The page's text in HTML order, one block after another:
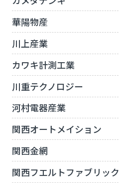
華陽物産
川上産業
カワキ計測工業
川重テクノロジー
河村電器産業
関西オートメイション
関西金網
関西フエルトファブリック